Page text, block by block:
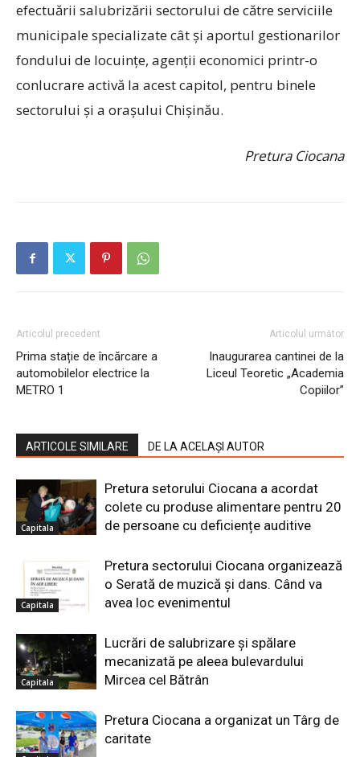
efectuării salubrizării sectorului de către serviciile
municipale specializate cât și aportul gestionarilor
fondului de locuințe, agenții economici printr-o
conlucrare activă la acest capitol, pentru binele
sectorului și a orașului Chișinău.
Pretura Ciocana
Articolul precedent
Prima stație de încărcare a
automobilelor electrice la
METRO 1
Articolul următor
Inaugurarea cantinei de la
Liceul Teoretic „Academia
Copiilor”
ARTICOLE SIMILARE DE LA ACELAȘI AUTOR
Capitala
Pretura setorului Ciocana a acordat
colete cu produse alimentare pentru 20
de persoane cu deficiențe auditive
Capitala
Pretura sectorului Ciocana organizează
o Serată de muzică și dans. Când va
avea loc evenimentul
Capitala
Lucrări de salubrizare şi spălare
mecanizată pe aleea bulevardului
Mircea cel Bătrân
Pretura Ciocana a organizat un Târg de
caritate